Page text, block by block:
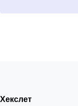
Хекслет